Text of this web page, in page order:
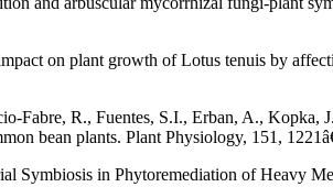
on plant growth of Lotus tenuis by
R., Fuentes, S.I., Erban, A., Kopka,
bean plants. Plant Physiology, 151,
Symbiosis in Phytoremediation of Heavy